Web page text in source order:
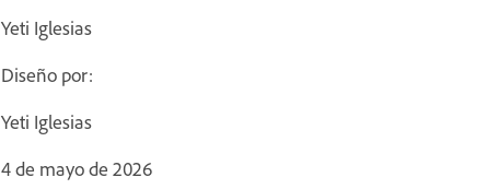
Yeti Iglesias
Diseño por:
Yeti Iglesias
4 de mayo de 2026